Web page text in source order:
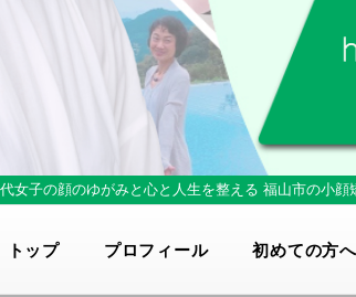
女子の顔のゆがみと心と人生を整える 福山市の小顔
トップ プロフィール 初めての方へ